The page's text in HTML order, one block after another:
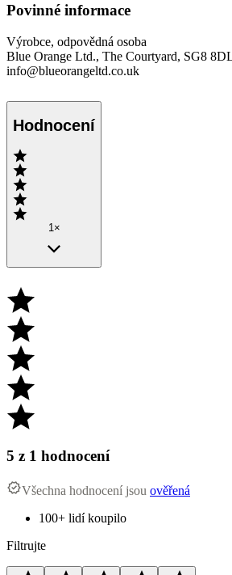
Povinné informace
Výrobce, odpovědná osoba
Blue Orange Ltd., The Courtyard, SG8
info@blueorangeltd.co.uk
Hodnocení
1×
5 z 1 hodnocení
Všechna hodnocení jsou ověřená
100+ lidí koupilo
Filtrujte